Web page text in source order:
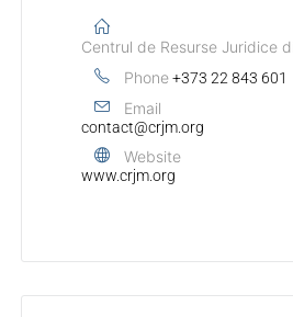
Centrul de Resurse Juridice
Phone +373 22 843 601
Email
contact@crjm.org
Website
www.crjm.org